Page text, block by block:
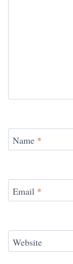
Name *
Email *
Website